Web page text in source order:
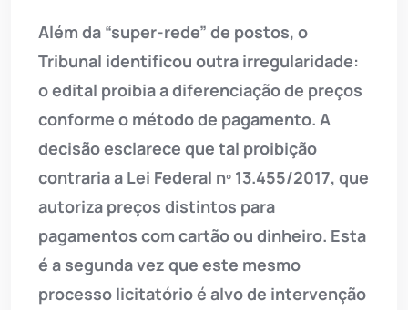
Além da “super-rede” de postos, o
Tribunal identificou outra irregularidade:
o edital proibia a diferenciação de preços
conforme o método de pagamento. A
decisão esclarece que tal proibição
contraria a Lei Federal nº 13.455/2017, que
autoriza preços distintos para
pagamentos com cartão ou dinheiro. Esta
é a segunda vez que este mesmo
processo licitatório é alvo de intervenção